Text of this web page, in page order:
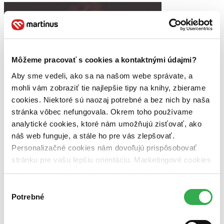
Môžeme pracovať s cookies a kontaktnými údajmi?
Aby sme vedeli, ako sa na našom webe správate, a
mohli vám zobraziť tie najlepšie tipy na knihy, zbierame
cookies. Niektoré sú naozaj potrebné a bez nich by naša
stránka vôbec nefungovala. Okrem toho používame
analytické cookies, ktoré nám umožňujú zisťovať, ako
náš web funguje, a stále ho pre vás zlepšovať.
Personalizačné cookies nám dovoľujú prispôsobovať
stránku pre vašu lepšiu orientáciu. Marketingové cookies
nám zas umožňujú zobrazenie relevantnej reklamy.
nám pomohlo, keby sme mohli používať všetky tieto
súhlasu
Potrebné